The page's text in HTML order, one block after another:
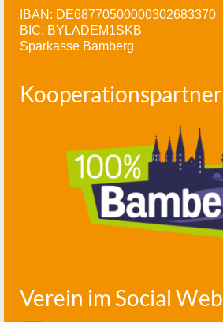
IBAN: DE68770500000302683370
BIC: BYLADEM1SKB
Sparkasse Bamberg
Kooperationspartner
Verein im Social Web